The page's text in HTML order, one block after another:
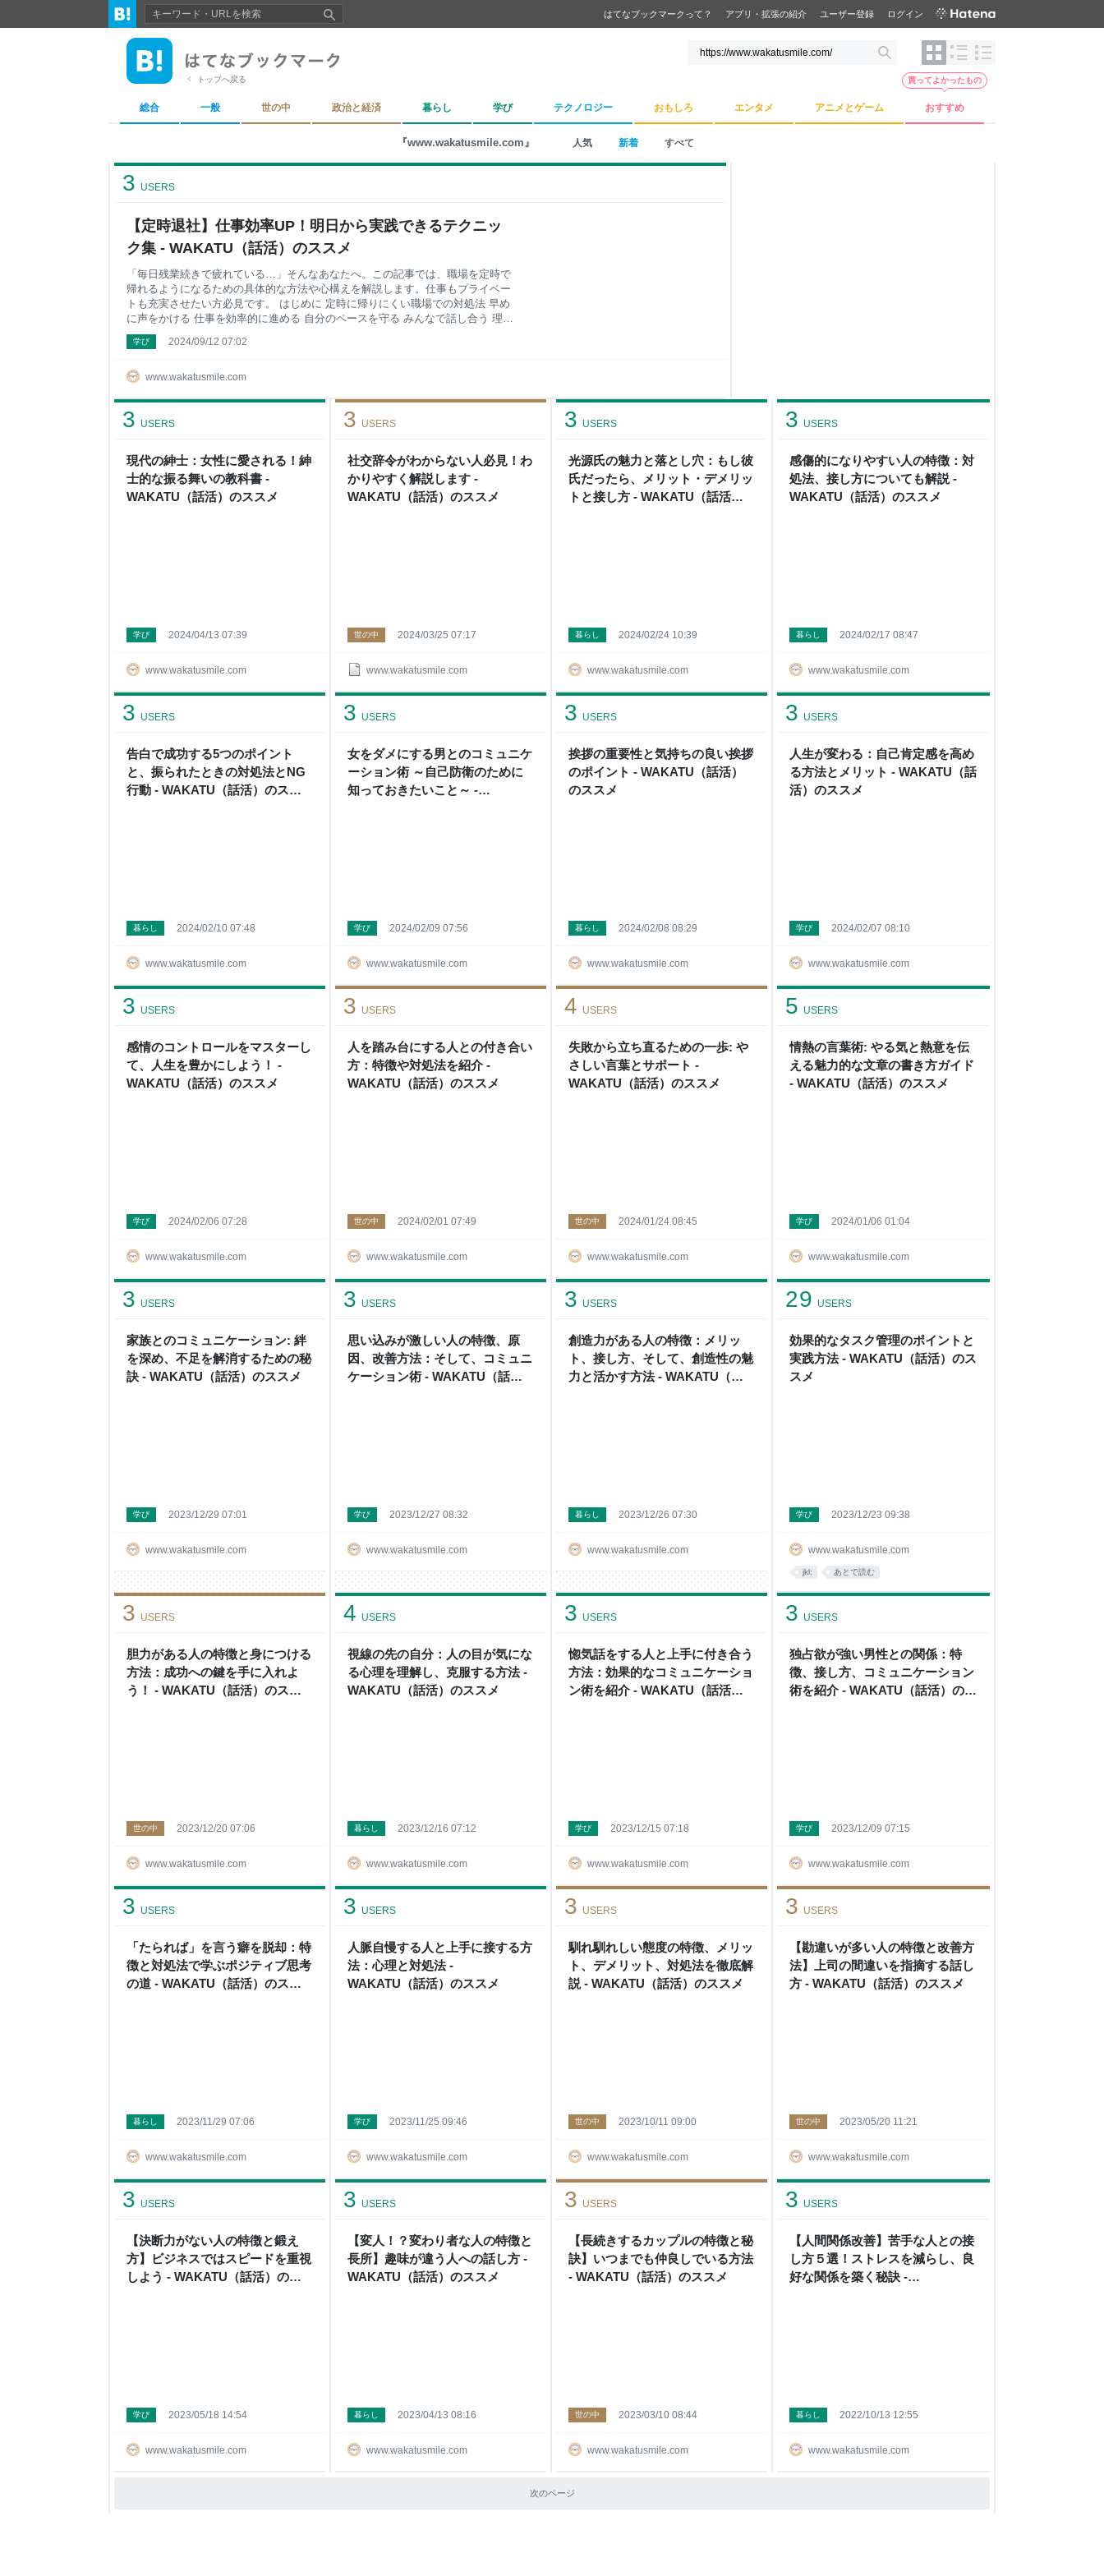
はてなブックマークって？ アプリ・拡張の紹介 ユーザー登録 ログイン
トップへ戻る
総合 一般 世の中 政治と経済 暮らし 学び テクノロジー おもしろ エンタメ アニメとゲーム おすすめ
買ってよかったもの
『www.wakatusmile.com』 人気 新着 すべて
【定時退社】仕事効率UP！明日から実践できるテクニッ
ク集 - WAKATU（話活）のススメ
3 USERS
www.wakatusmile.com
「毎日残業続きで疲れている…」そんなあなたへ。この記事では、職場を定時で
帰れるようになるための具体的な方法や心構えを解説します。仕事もプライベー
トも充実させたい方必見です。 はじめに 定時に帰りにくい職場での対処法 早め
に声をかける 仕事を効率的に進める 自分のペースを守る みんなで話し合う 理由
を明確に伝える 会社に相談する 職場をスムーズに退社するためのフレーズ集 事
前通知 業務の引き継ぎ 感謝の言葉 自信を持って伝えるためのポイント 笑顔で伝
仕事に追われて、なかなか定時で帰れない…」そんな悩みを抱えている方は多い
充実させることができます。ぜひ参考にしてみてくだ
学び 2024/09/12 07:02
現代の紳士：女性に愛される！紳
士的な振る舞いの教科書 -
WAKATU（話活）のススメ
3 USERS
www.wakatusmile.com
学び 2024/04/13 07:39
社交辞令がわからない人必見！わ
かりやすく解説します -
WAKATU（話活）のススメ
3 USERS
www.wakatusmile.com
世の中 2024/03/25 07:17
光源氏の魅力と落とし穴：もし彼
氏だったら、メリット・デメリッ
トと接し方 - WAKATU（話活）
3 USERS
www.wakatusmile.com
暮らし 2024/02/24 10:39
感傷的になりやすい人の特徴：対
処法、接し方についても解説 -
WAKATU（話活）のススメ
3 USERS
www.wakatusmile.com
暮らし 2024/02/17 08:47
告白で成功する5つのポイント
と、振られたときの対処法とNG
行動 - WAKATU（話活）のスス
3 USERS
www.wakatusmile.com
暮らし 2024/02/10 07:48
女をダメにする男とのコミュニケ
ーション術 ～自己防衛のために
知っておきたいこと～ -
3 USERS
www.wakatusmile.com
学び 2024/02/09 07:56
挨拶の重要性と気持ちの良い挨拶
のポイント - WAKATU（話活）
のススメ
3 USERS
www.wakatusmile.com
暮らし 2024/02/08 08:29
人生が変わる：自己肯定感を高め
る方法とメリット - WAKATU（話
活）のススメ
3 USERS
www.wakatusmile.com
学び 2024/02/07 08:10
感情のコントロールをマスターし
て、人生を豊かにしよう！ -
WAKATU（話活）のススメ
3 USERS
www.wakatusmile.com
学び 2024/02/06 07:28
人を踏み台にする人との付き合い
方：特徴や対処法を紹介 -
WAKATU（話活）のススメ
3 USERS
www.wakatusmile.com
世の中 2024/02/01 07:49
失敗から立ち直るための一歩: や
さしい言葉とサポート -
WAKATU（話活）のススメ
4 USERS
www.wakatusmile.com
世の中 2024/01/24 08:45
情熱の言葉術: やる気と熱意を伝
える魅力的な文章の書き方ガイド
- WAKATU（話活）のススメ
5 USERS
www.wakatusmile.com
学び 2024/01/06 01:04
家族とのコミュニケーション: 絆
を深め、不足を解消するための秘
訣 - WAKATU（話活）のススメ
3 USERS
www.wakatusmile.com
学び 2023/12/29 07:01
思い込みが激しい人の特徴、原
因、改善方法：そして、コミュニ
ケーション術 - WAKATU（話
3 USERS
www.wakatusmile.com
学び 2023/12/27 08:32
創造力がある人の特徴：メリッ
ト、接し方、そして、創造性の魅
力と活かす方法 - WAKATU（話
3 USERS
www.wakatusmile.com
暮らし 2023/12/26 07:30
効果的なタスク管理のポイントと
実践方法 - WAKATU（話活）のス
スメ
29 USERS
www.wakatusmile.com
学び 2023/12/23 09:38
jkl; あとで読む
胆力がある人の特徴と身につける
方法：成功への鍵を手に入れよ
う！ - WAKATU（話活）のスス
3 USERS
www.wakatusmile.com
世の中 2023/12/20 07:06
視線の先の自分：人の目が気にな
る心理を理解し、克服する方法 -
WAKATU（話活）のススメ
4 USERS
www.wakatusmile.com
暮らし 2023/12/16 07:12
惚気話をする人と上手に付き合う
方法：効果的なコミュニケーショ
ン術を紹介 - WAKATU（話活）
3 USERS
www.wakatusmile.com
学び 2023/12/15 07:18
独占欲が強い男性との関係：特
徴、接し方、コミュニケーション
術を紹介 - WAKATU（話活）のス
3 USERS
www.wakatusmile.com
学び 2023/12/09 07:15
「たられば」を言う癖を脱却：特
徴と対処法で学ぶポジティブ思考
の道 - WAKATU（話活）のスス
3 USERS
www.wakatusmile.com
暮らし 2023/11/29 07:06
人脈自慢する人と上手に接する方
法：心理と対処法 -
WAKATU（話活）のススメ
3 USERS
www.wakatusmile.com
学び 2023/11/25 09:46
馴れ馴れしい態度の特徴、メリッ
ト、デメリット、対処法を徹底解
説 - WAKATU（話活）のススメ
3 USERS
www.wakatusmile.com
世の中 2023/10/11 09:00
【勘違いが多い人の特徴と改善方
法】上司の間違いを指摘する話し
方 - WAKATU（話活）のススメ
3 USERS
www.wakatusmile.com
世の中 2023/05/20 11:21
【決断力がない人の特徴と鍛え
方】ビジネスではスピードを重視
しよう - WAKATU（話活）のス
3 USERS
www.wakatusmile.com
学び 2023/05/18 14:54
【変人！？変わり者な人の特徴と
長所】趣味が違う人への話し方 -
WAKATU（話活）のススメ
3 USERS
www.wakatusmile.com
暮らし 2023/04/13 08:16
【長続きするカップルの特徴と秘
訣】いつまでも仲良しでいる方法
- WAKATU（話活）のススメ
3 USERS
www.wakatusmile.com
世の中 2023/03/10 08:44
【人間関係改善】苦手な人との接
し方５選！ストレスを減らし、良
好な関係を築く秘訣 -
3 USERS
www.wakatusmile.com
暮らし 2022/10/13 12:55
次のページ